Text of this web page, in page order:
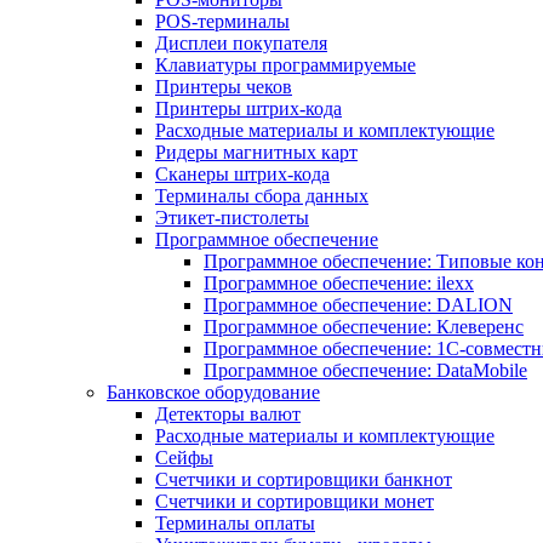
POS-терминалы
Дисплеи покупателя
Клавиатуры программируемые
Принтеры чеков
Принтеры штрих-кода
Расходные материалы и комплектующие
Ридеры магнитных карт
Сканеры штрих-кода
Терминалы сбора данных
Этикет-пистолеты
Программное обеспечение
Программное обеспечение: Типовые
Программное обеспечение: ilexx
Программное обеспечение: DALION
Программное обеспечение: Клеверенс
Программное обеспечение: 1С-
Программное обеспечение: DataMobile
Банковское оборудование
Детекторы валют
Расходные материалы и комплектующие
Сейфы
Счетчики и сортировщики банкнот
Счетчики и сортировщики монет
Терминалы оплаты